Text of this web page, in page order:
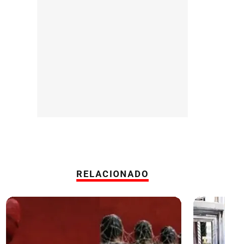
RELACIONADO